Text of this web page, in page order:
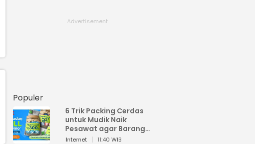
Populer
6 Trik Packing Cerdas
untuk Mudik Naik
Pesawat agar Barang
Tidak Over Bagasi
Internet 11:40 WIB